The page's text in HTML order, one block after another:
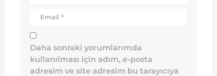
Daha sonraki yorumlarımda
kullanılması için adım, e-posta
adresim ve site adresim bu tarayıcıya